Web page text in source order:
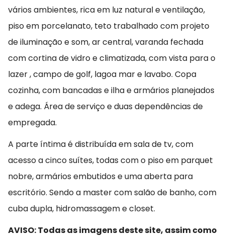
vários ambientes, rica em luz natural e ventilação,
piso em porcelanato, teto trabalhado com projeto
de iluminação e som, ar central, varanda fechada
com cortina de vidro e climatizada, com vista para o
lazer , campo de golf, lagoa mar e lavabo. Copa
cozinha, com bancadas e ilha e armários planejados
e adega. Área de serviço e duas dependências de
empregada.
A parte íntima é distribuída em sala de tv, com
acesso a cinco suítes, todas com o piso em parquet
nobre, armários embutidos e uma aberta para
escritório. Sendo a master com salão de banho, com
cuba dupla, hidromassagem e closet.
AVISO: Todas as imagens deste site, assim como